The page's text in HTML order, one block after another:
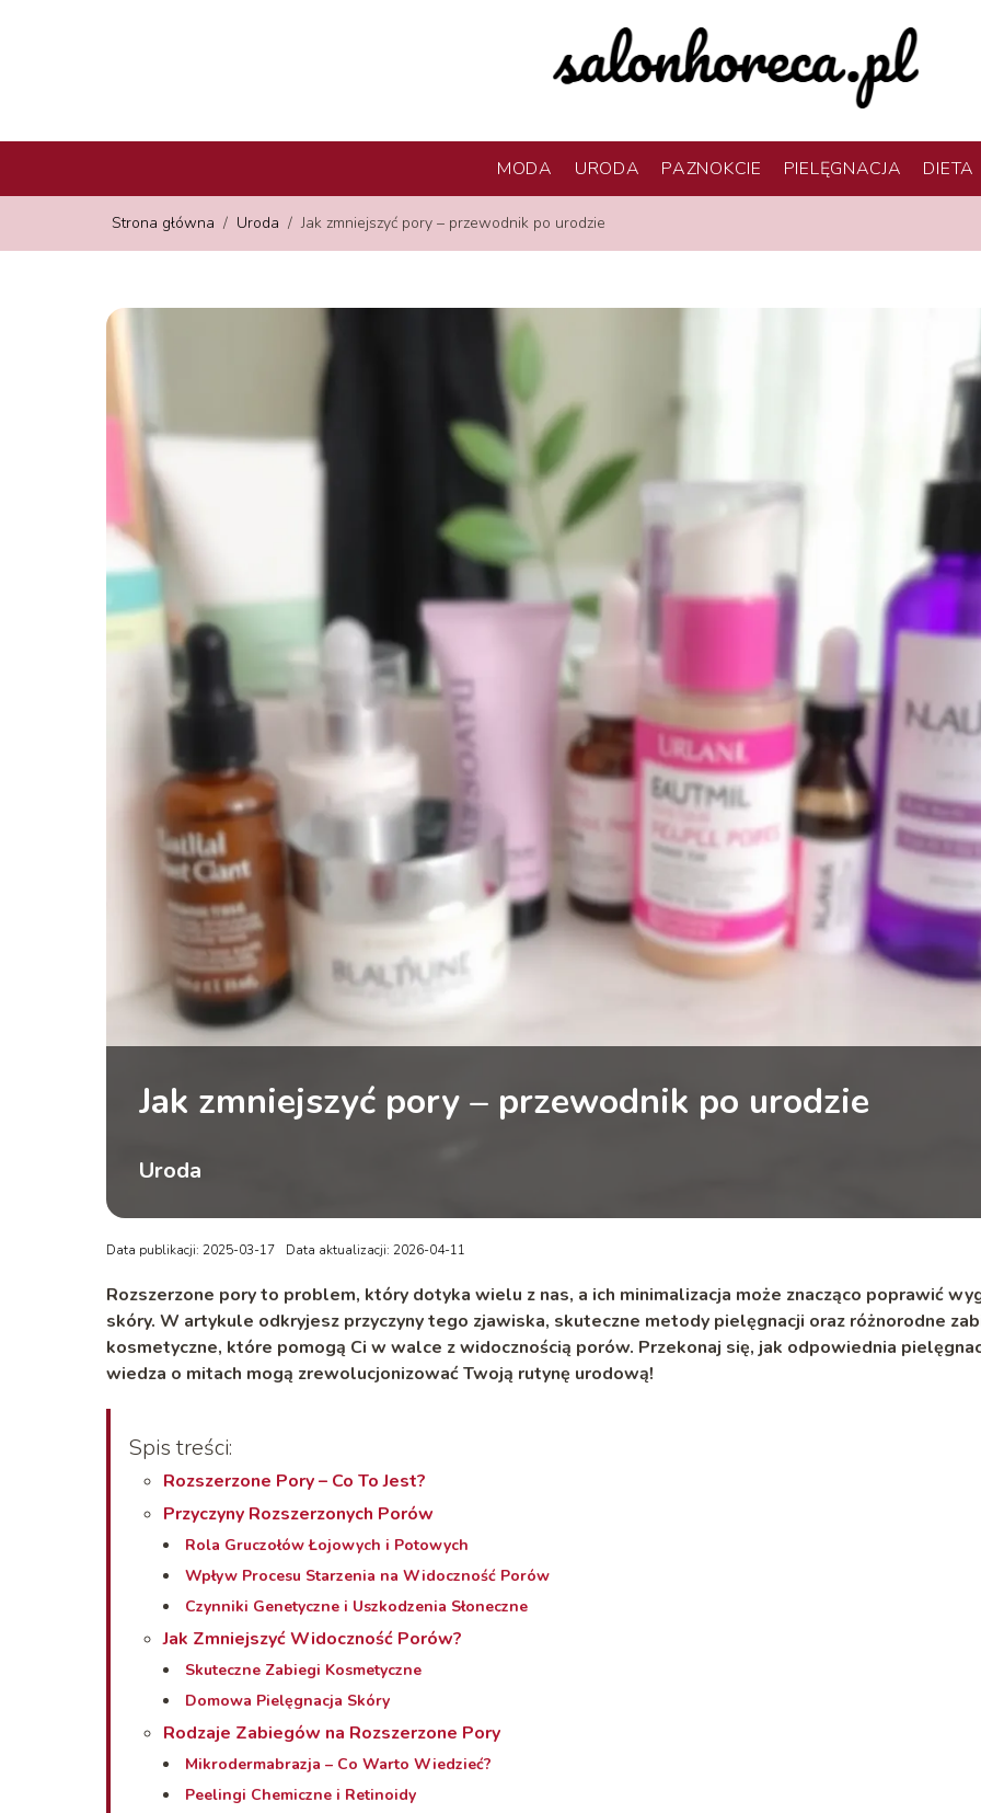
MODA URODA PAZNOKCIE PIELĘGNACJA DIETA
Strona główna / Uroda /Jak zmniejszyć pory – przewodnik po urodzie
Jak zmniejszyć pory – przewodnik po urodzie
Uroda
Data publikacji: 2025-03-17 Data aktualizacji: 2026-04-11
Rozszerzone pory to problem, który dotyka wielu z nas, a ich minimalizacja może znacząco poprawić
skóry. W artykule odkryjesz przyczyny tego zjawiska, skuteczne metody pielęgnacji oraz różnorodne
kosmetyczne, które pomogą Ci w walce z widocznością porów. Przekonaj się, jak odpowiednia
wiedza o mitach mogą zrewolucjonizować Twoją rutynę urodową!
Spis treści:
Rozszerzone Pory – Co To Jest?
Przyczyny Rozszerzonych Porów
Rola Gruczołów Łojowych i Potowych
Wpływ Procesu Starzenia na Widoczność Porów
Czynniki Genetyczne i Uszkodzenia Słoneczne
Jak Zmniejszyć Widoczność Porów?
Skuteczne Zabiegi Kosmetyczne
Domowa Pielęgnacja Skóry
Rodzaje Zabiegów na Rozszerzone Pory
Mikrodermabrazja – Co Warto Wiedzieć?
Peelingi Chemiczne i Retinoidy